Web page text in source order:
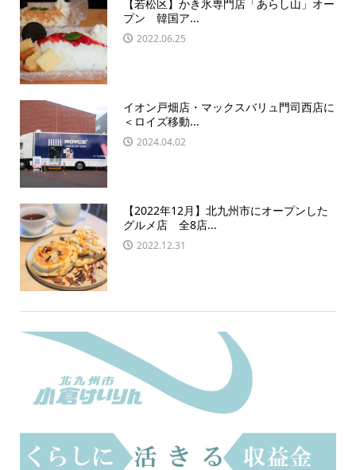
【若松区】かき氷専門店「あらし山」オー
プン 韓国ア...
2022.06.25
イオン戸畑店・マックスバリュ門司西店に
＜ロイズ移動...
2024.04.02
【2022年12月】北九州市にオープンした
グルメ店 全8店...
2022.12.31